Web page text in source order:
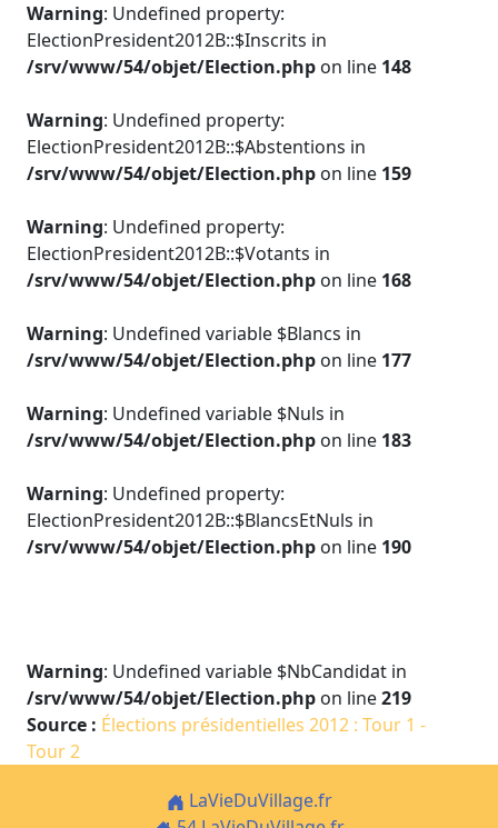
Warning: Undefined property:
ElectionPresident2012B::$Inscrits in
/srv/www/54/objet/Election.php on line 148
Warning: Undefined property:
ElectionPresident2012B::$Abstentions in
/srv/www/54/objet/Election.php on line 159
Warning: Undefined property:
ElectionPresident2012B::$Votants in
/srv/www/54/objet/Election.php on line 168
Warning: Undefined variable $Blancs in
/srv/www/54/objet/Election.php on line 177
Warning: Undefined variable $Nuls in
/srv/www/54/objet/Election.php on line 183
Warning: Undefined property:
ElectionPresident2012B::$BlancsEtNuls in
/srv/www/54/objet/Election.php on line 190
Warning: Undefined variable $NbCandidat in
/srv/www/54/objet/Election.php on line219
Source : Élections présidentielles 2012 : Tour 1 -
Tour 2
LaVieDuVillage.fr